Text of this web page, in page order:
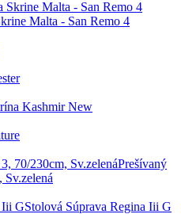
Malta - San Remo 4
Kashmir New
Prešívaný
Sv.zelená
Stolová Súprava Regina Iii G